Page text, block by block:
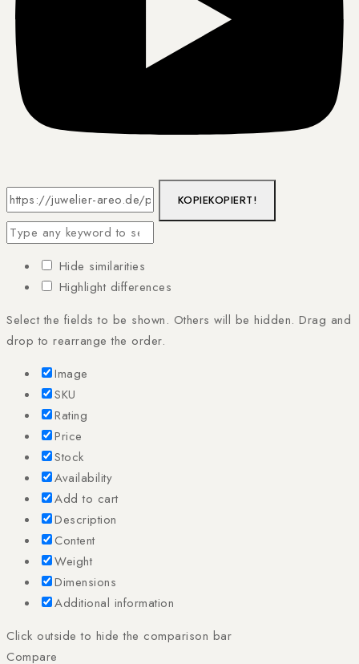
KOPIEKOPIERT!
Hide similarities
Highlight differences
Select the fields to be shown. Others will be hidden. Drag and
drop to rearrange the order.
Image
SKU
Rating
Price
Stock
Availability
Add to cart
Description
Content
Weight
Dimensions
Additional information
Click outside to hide the comparison bar
Compare